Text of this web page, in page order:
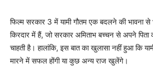
फिल्‍म सरकार 3 में यामी गौतम एक बदलने की भावना
किरदार में हैं, जो सरकार अमिताभ बच्‍चन से अपने पिता
चाहती है। हालांकि, इस बात का खुलासा नहीं हुआ कि
मारने में सफल होंगी या कुछ अन्‍य राज खुलेंगे।